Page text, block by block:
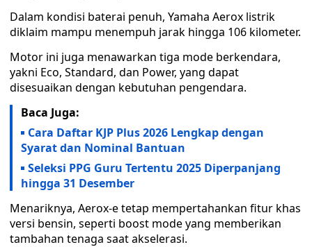
Dalam kondisi baterai penuh, Yamaha Aerox listrik
diklaim mampu menempuh jarak hingga 106 kilometer.
Motor ini juga menawarkan tiga mode berkendara,
yakni Eco, Standard, dan Power, yang dapat
disesuaikan dengan kebutuhan pengendara.
Baca Juga:
Cara Daftar KJP Plus 2026 Lengkap dengan
Syarat dan Nominal Bantuan
Seleksi PPG Guru Tertentu 2025 Diperpanjang
hingga 31 Desember
Menariknya, Aerox-e tetap mempertahankan fitur khas
versi bensin, seperti boost mode yang memberikan
tambahan tenaga saat akselerasi.